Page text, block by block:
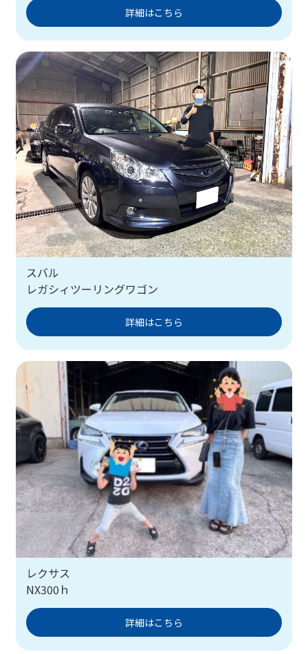
詳細はこちら
スバル
レガシィツーリングワゴン
詳細はこちら
レクサス
NX300ｈ
詳細はこちら